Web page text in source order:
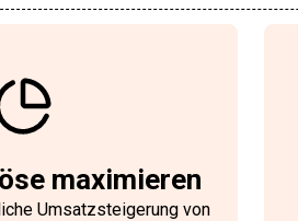
maximieren
Umsatzsteigerung von